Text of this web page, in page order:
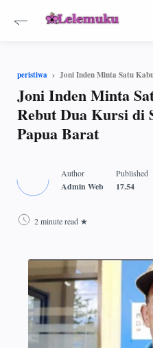
peristiwa
Joni Inden Minta
Rebut Dua Kursi di
Papua Barat
2 minute read